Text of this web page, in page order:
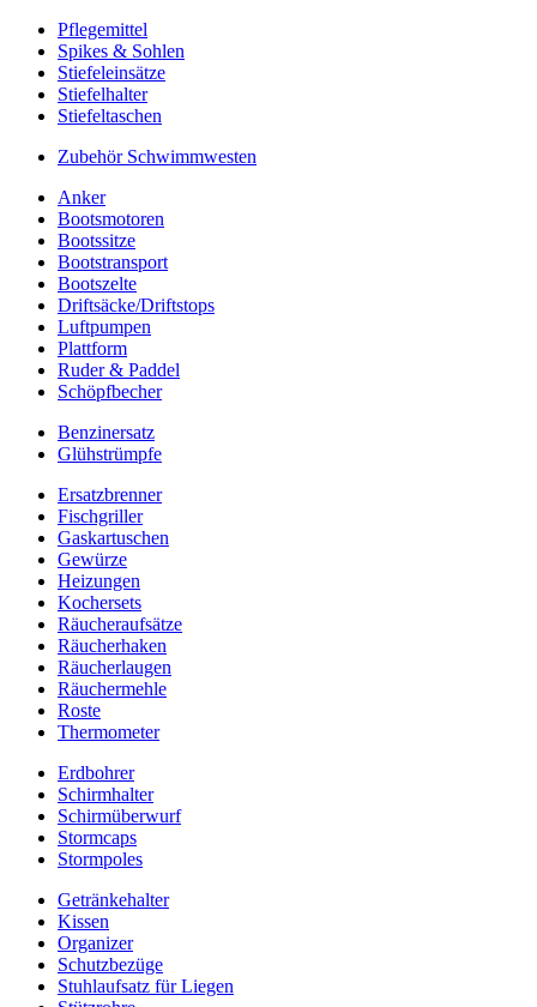
Pflegemittel
Spikes & Sohlen
Stiefeleinsätze
Stiefelhalter
Stiefeltaschen
Zubehör Schwimmwesten
Anker
Bootsmotoren
Bootssitze
Bootstransport
Bootszelte
Driftsäcke/Driftstops
Luftpumpen
Plattform
Ruder & Paddel
Schöpfbecher
Benzinersatz
Glühstrümpfe
Ersatzbrenner
Fischgriller
Gaskartuschen
Gewürze
Heizungen
Kochersets
Räucheraufsätze
Räucherhaken
Räucherlaugen
Räuchermehle
Roste
Thermometer
Erdbohrer
Schirmhalter
Schirmüberwurf
Stormcaps
Stormpoles
Getränkehalter
Kissen
Organizer
Schutzbezüge
Stuhlaufsatz für Liegen